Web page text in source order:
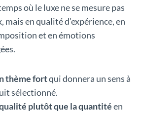
où le luxe ne se mesure pas
mais en qualité d’expérience, en
et en émotions
thème fortqui donnera un sens à
sélectionné.
plutôt que la quantitéen